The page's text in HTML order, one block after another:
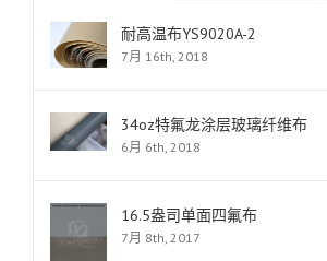
耐高温布YS9020A-2
7月 16th, 2018
34oz特氟龙涂层玻璃纤维布
6月 6th, 2018
16.5盎司单面四氟布
7月 8th, 2017